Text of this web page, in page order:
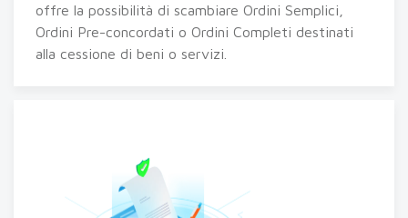
offre la possibilità di scambiare Ordini Semplici,
Ordini Pre-concordati o Ordini Completi destinati
alla cessione di beni o servizi.